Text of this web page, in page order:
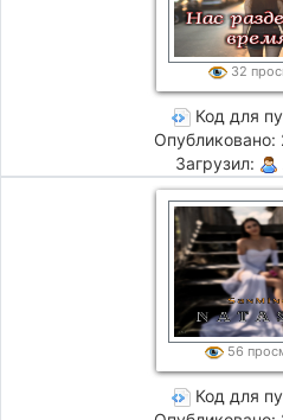
32
Код для
Загрузил:
56
Код для